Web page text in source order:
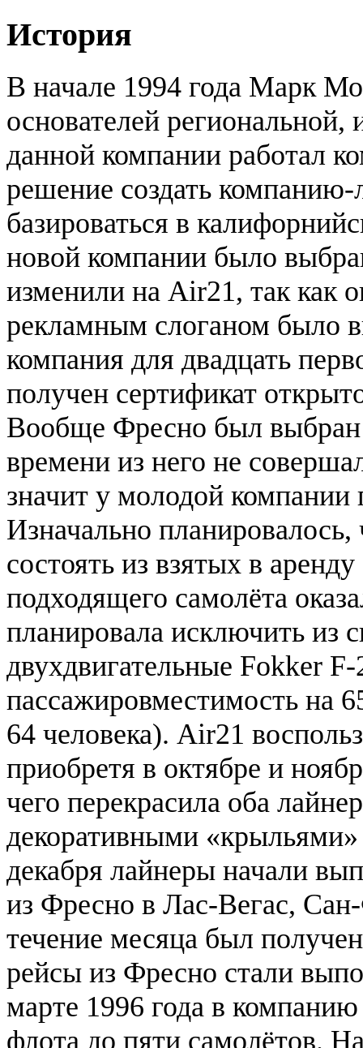
История
В начале 1994 года Марк
основателей
данной компании работал
решение создать компанию-
базироваться в
новой компании было
изменили на Air21, так как
рекламным слоганом было
компания для двадцать
получен сертификат
Вообще Фресно был выбран
времени из него не
значит у молодой компании
Изначально
состоять из взятых в
подходящего самолёта
планировала исключить из
двухдвигательные Fokker
пассажировместимость на
64 человека). Air21
приобретя в октябре и
чего перекрасила оба
декоративными «крыльями»
декабря лайнеры начали
из Фресно в Лас-Вегас,
течение месяца был
рейсы из Фресно стали
марте 1996 года в
флота до пяти самолётов.